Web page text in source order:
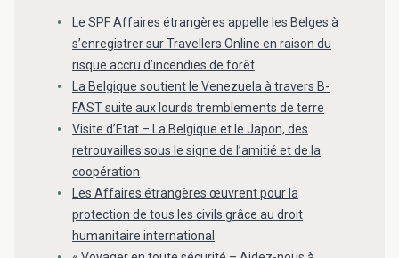
Le SPF Affaires étrangères appelle les Belges à
s’enregistrer sur Travellers Online en raison du
risque accru d’incendies de forêt
La Belgique soutient le Venezuela à travers B-
FAST suite aux lourds tremblements de terre
Visite d’Etat – La Belgique et le Japon, des
retrouvailles sous le signe de l’amitié et de la
coopération
Les Affaires étrangères œuvrent pour la
protection de tous les civils grâce au droit
humanitaire international